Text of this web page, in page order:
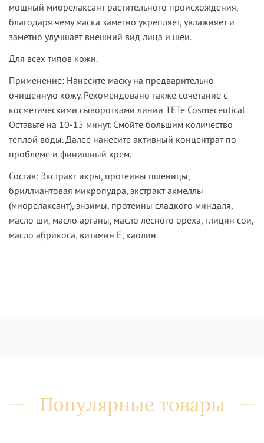
мощный миорелаксант растительного происхождения,
благодаря чему маска заметно укрепляет, увлажняет и
заметно улучшает внешний вид лица и шеи.
Для всех типов кожи.
Применение: Нанесите маску на предварительно
очищенную кожу. Рекомендовано также сочетание с
косметическими сыворотками линии TETe Cosmeceutical.
Оставьте на 10-15 минут. Смойте большим количество
теплой воды. Далее нанесите активный концентрат по
проблеме и финишный крем.
Состав: Экстракт икры, протеины пшеницы,
бриллиантовая микропудра, экстракт акмеллы
(миорелаксант), энзимы, протеины сладкого миндаля,
масло ши, масло арганы, масло лесного ореха, глицин сои,
масло абрикоса, витамин Е, каолин.
Популярные товары